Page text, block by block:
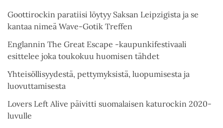
Goottirockin paratiisi löytyy Saksan Leipzigista ja se
kantaa nimeä Wave-Gotik Treffen
Englannin The Great Escape -kaupunkifestivaali
esittelee joka toukokuu huomisen tähdet
Yhteisöllisyydestä, pettymyksistä, luopumisesta ja
luovuttamisesta
Lovers Left Alive päivitti suomalaisen katurockin 2020-
luvulle